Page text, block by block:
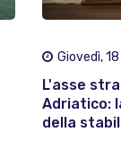
Giovedì,
L'asse
Adriatico:
della